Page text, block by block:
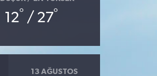
12° / 27°
13 AĞUSTOS